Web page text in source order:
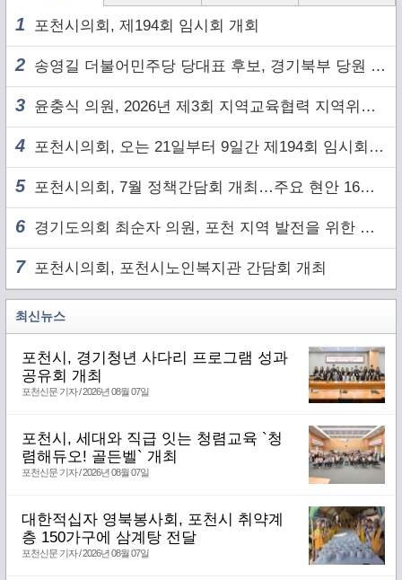
1 포천시의회, 제194회 임시회 개회
2 송영길 더불어민주당 당대표 후보, 경기북부 당원 및 2030 세대와 ‘소통 행보’
3 윤충식 의원, 2026년 제3회 지역교육협력 지역위원회 주재
4 포천시의회, 오는 21일부터 9일간 제194회 임시회 개회
5 포천시의회, 7월 정책간담회 개최…주요 현안 16건 점검
6 경기도의회 최순자 의원, 포천 지역 발전을 위한 정담회 개최
7포천시의회, 포천시노인복지관 간담회 개최
최신뉴스
포천시, 경기청년 사다리 프로그램 성과
공유회 개최
포천신문 기자 / 2026년 08월 07일
포천시, 세대와 직급 잇는 청렴교육 `청
렴해듀오! 골든벨` 개최
포천신문 기자 / 2026년 08월 07일
대한적십자 영북봉사회, 포천시 취약계
층 150가구에 삼계탕 전달
포천신문 기자 / 2026년 08월 07일